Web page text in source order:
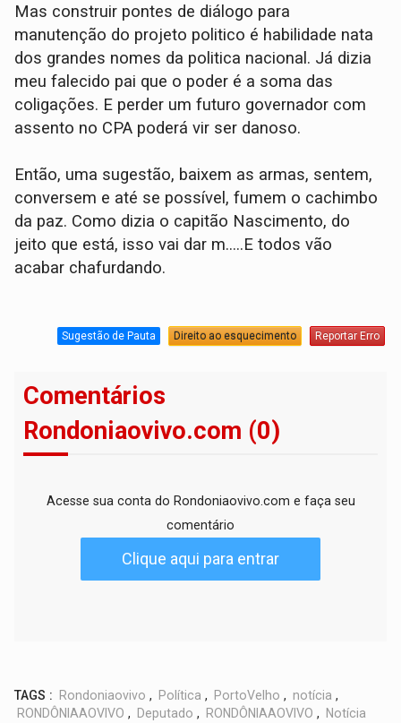
Mas construir pontes de diálogo para
manutenção do projeto politico é habilidade nata
dos grandes nomes da politica nacional. Já dizia
meu falecido pai que o poder é a soma das
coligações. E perder um futuro governador com
assento no CPA poderá vir ser danoso.
Então, uma sugestão, baixem as armas, sentem,
conversem e até se possível, fumem o cachimbo
da paz. Como dizia o capitão Nascimento, do
jeito que está, isso vai dar m.....E todos vão
acabar chafurdando.
Sugestão de Pauta Direito ao esquecimento Reportar Erro
Comentários
Rondoniaovivo.com (0)
Acesse sua conta do Rondoniaovivo.com e faça seu
comentário
Clique aqui para entrar
TAGS : Rondoniaovivo , Política , PortoVelho , notícia ,
RONDÔNIAAOVIVO , Deputado , RONDÔNIAAOVIVO , Notícia